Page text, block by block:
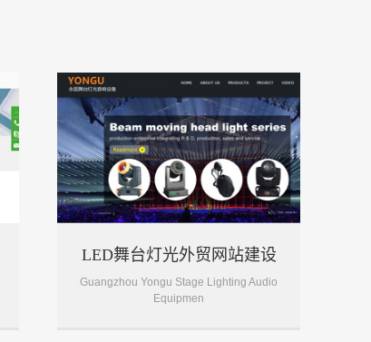
LED舞台灯光外贸网站建设
Guangzhou Yongu Stage Lighting Audio
Equipmen